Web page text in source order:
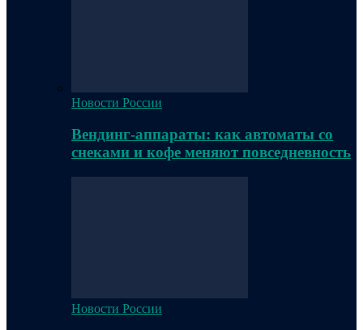
Новости России
Вендинг-аппараты: как автоматы со
снеками и кофе меняют повседневность
Новости России